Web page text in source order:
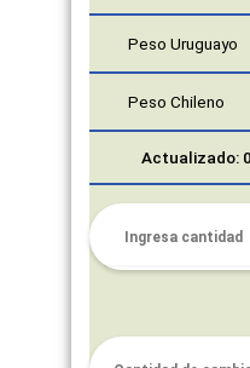
Peso Uruguayo
Peso Chileno
Actualizado: